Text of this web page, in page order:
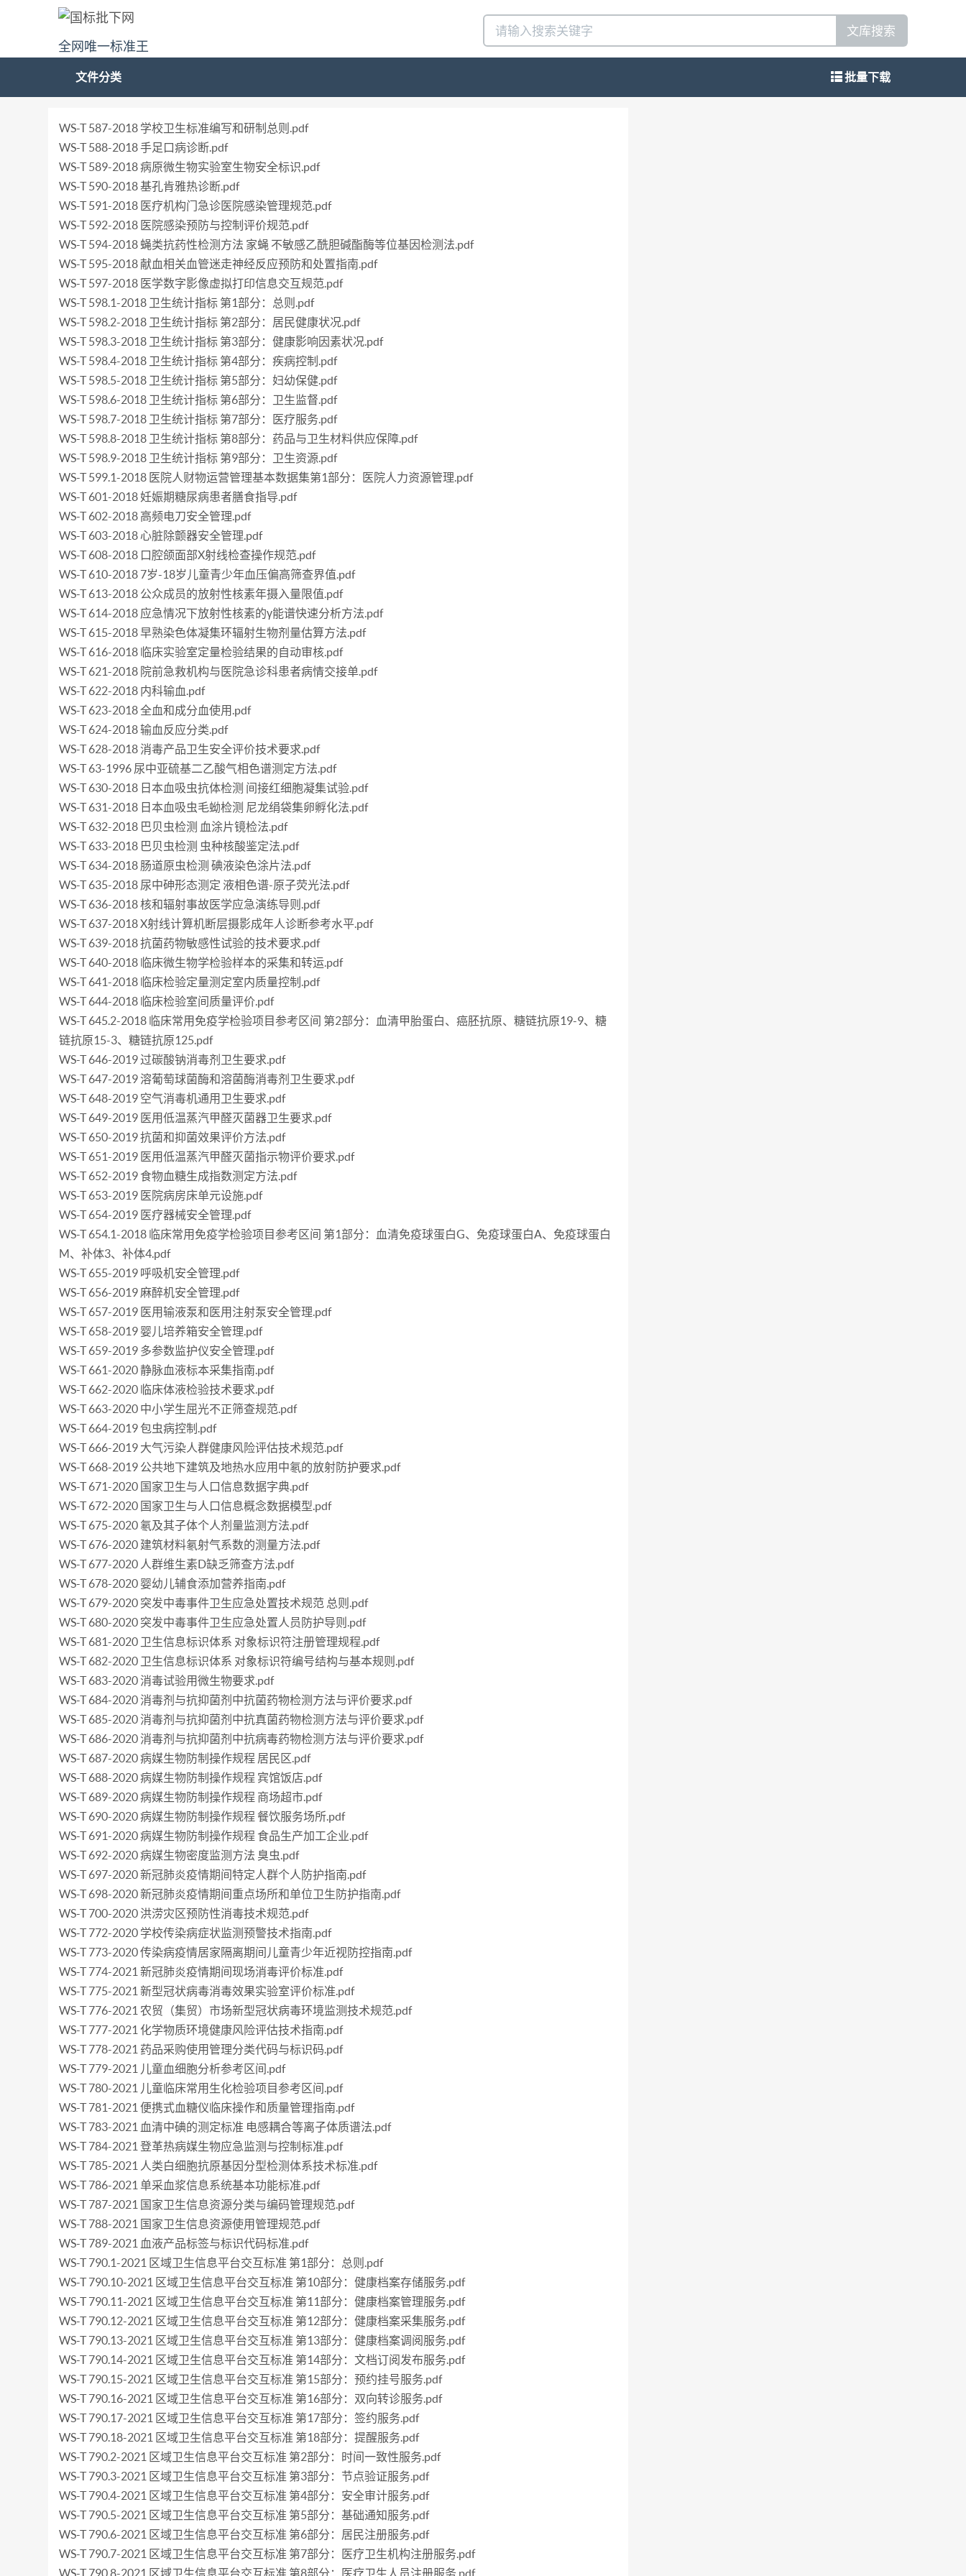
全网唯一标准王
文库搜索
文件分类 批量下载
WS-T 587-2018 学校卫生标准编写和研制总则.pdf
WS-T 588-2018 手足口病诊断.pdf
WS-T 589-2018 病原微生物实验室生物安全标识.pdf
WS-T 590-2018 基孔肯雅热诊断.pdf
WS-T 591-2018 医疗机构门急诊医院感染管理规范.pdf
WS-T 592-2018 医院感染预防与控制评价规范.pdf
WS-T 594-2018 蝇类抗药性检测方法 家蝇 不敏感乙酰胆碱酯酶等位基因检测法.pdf
WS-T 595-2018 献血相关血管迷走神经反应预防和处置指南.pdf
WS-T 597-2018 医学数字影像虚拟打印信息交互规范.pdf
WS-T 598.1-2018 卫生统计指标 第1部分：总则.pdf
WS-T 598.2-2018 卫生统计指标 第2部分：居民健康状况.pdf
WS-T 598.3-2018 卫生统计指标 第3部分：健康影响因素状况.pdf
WS-T 598.4-2018 卫生统计指标 第4部分：疾病控制.pdf
WS-T 598.5-2018 卫生统计指标 第5部分：妇幼保健.pdf
WS-T 598.6-2018 卫生统计指标 第6部分：卫生监督.pdf
WS-T 598.7-2018 卫生统计指标 第7部分：医疗服务.pdf
WS-T 598.8-2018 卫生统计指标 第8部分：药品与卫生材料供应保障.pdf
WS-T 598.9-2018 卫生统计指标 第9部分：卫生资源.pdf
WS-T 599.1-2018 医院人财物运营管理基本数据集第1部分：医院人力资源管理.pdf
WS-T 601-2018 妊娠期糖尿病患者膳食指导.pdf
WS-T 602-2018 高频电刀安全管理.pdf
WS-T 603-2018 心脏除颤器安全管理.pdf
WS-T 608-2018 口腔颌面部X射线检查操作规范.pdf
WS-T 610-2018 7岁-18岁儿童青少年血压偏高筛查界值.pdf
WS-T 613-2018 公众成员的放射性核素年摄入量限值.pdf
WS-T 614-2018 应急情况下放射性核素的γ能谱快速分析方法.pdf
WS-T 615-2018 早熟染色体凝集环辐射生物剂量估算方法.pdf
WS-T 616-2018 临床实验室定量检验结果的自动审核.pdf
WS-T 621-2018 院前急救机构与医院急诊科患者病情交接单.pdf
WS-T 622-2018 内科输血.pdf
WS-T 623-2018 全血和成分血使用.pdf
WS-T 624-2018 输血反应分类.pdf
WS-T 628-2018 消毒产品卫生安全评价技术要求.pdf
WS-T 63-1996 尿中亚硫基二乙酸气相色谱测定方法.pdf
WS-T 630-2018 日本血吸虫抗体检测 间接红细胞凝集试验.pdf
WS-T 631-2018 日本血吸虫毛蚴检测 尼龙绢袋集卵孵化法.pdf
WS-T 632-2018 巴贝虫检测 血涂片镜检法.pdf
WS-T 633-2018 巴贝虫检测 虫种核酸鉴定法.pdf
WS-T 634-2018 肠道原虫检测 碘液染色涂片法.pdf
WS-T 635-2018 尿中砷形态测定 液相色谱-原子荧光法.pdf
WS-T 636-2018 核和辐射事故医学应急演练导则.pdf
WS-T 637-2018 X射线计算机断层摄影成年人诊断参考水平.pdf
WS-T 639-2018 抗菌药物敏感性试验的技术要求.pdf
WS-T 640-2018 临床微生物学检验样本的采集和转运.pdf
WS-T 641-2018 临床检验定量测定室内质量控制.pdf
WS-T 644-2018 临床检验室间质量评价.pdf
WS-T 645.2-2018 临床常用免疫学检验项目参考区间 第2部分：血清甲胎蛋白、癌胚抗原、糖链抗原19-9、糖
链抗原15-3、糖链抗原125.pdf
WS-T 646-2019 过碳酸钠消毒剂卫生要求.pdf
WS-T 647-2019 溶葡萄球菌酶和溶菌酶消毒剂卫生要求.pdf
WS-T 648-2019 空气消毒机通用卫生要求.pdf
WS-T 649-2019 医用低温蒸汽甲醛灭菌器卫生要求.pdf
WS-T 650-2019 抗菌和抑菌效果评价方法.pdf
WS-T 651-2019 医用低温蒸汽甲醛灭菌指示物评价要求.pdf
WS-T 652-2019 食物血糖生成指数测定方法.pdf
WS-T 653-2019 医院病房床单元设施.pdf
WS-T 654-2019 医疗器械安全管理.pdf
WS-T 654.1-2018 临床常用免疫学检验项目参考区间 第1部分：血清免疫球蛋白G、免疫球蛋白A、免疫球蛋白
M、补体3、补体4.pdf
WS-T 655-2019 呼吸机安全管理.pdf
WS-T 656-2019 麻醉机安全管理.pdf
WS-T 657-2019 医用输液泵和医用注射泵安全管理.pdf
WS-T 658-2019 婴儿培养箱安全管理.pdf
WS-T 659-2019 多参数监护仪安全管理.pdf
WS-T 661-2020 静脉血液标本采集指南.pdf
WS-T 662-2020 临床体液检验技术要求.pdf
WS-T 663-2020 中小学生屈光不正筛查规范.pdf
WS-T 664-2019 包虫病控制.pdf
WS-T 666-2019 大气污染人群健康风险评估技术规范.pdf
WS-T 668-2019 公共地下建筑及地热水应用中氡的放射防护要求.pdf
WS-T 671-2020 国家卫生与人口信息数据字典.pdf
WS-T 672-2020 国家卫生与人口信息概念数据模型.pdf
WS-T 675-2020 氡及其子体个人剂量监测方法.pdf
WS-T 676-2020 建筑材料氡射气系数的测量方法.pdf
WS-T 677-2020 人群维生素D缺乏筛查方法.pdf
WS-T 678-2020 婴幼儿辅食添加营养指南.pdf
WS-T 679-2020 突发中毒事件卫生应急处置技术规范 总则.pdf
WS-T 680-2020 突发中毒事件卫生应急处置人员防护导则.pdf
WS-T 681-2020 卫生信息标识体系 对象标识符注册管理规程.pdf
WS-T 682-2020 卫生信息标识体系 对象标识符编号结构与基本规则.pdf
WS-T 683-2020 消毒试验用微生物要求.pdf
WS-T 684-2020 消毒剂与抗抑菌剂中抗菌药物检测方法与评价要求.pdf
WS-T 685-2020 消毒剂与抗抑菌剂中抗真菌药物检测方法与评价要求.pdf
WS-T 686-2020 消毒剂与抗抑菌剂中抗病毒药物检测方法与评价要求.pdf
WS-T 687-2020 病媒生物防制操作规程 居民区.pdf
WS-T 688-2020 病媒生物防制操作规程 宾馆饭店.pdf
WS-T 689-2020 病媒生物防制操作规程 商场超市.pdf
WS-T 690-2020 病媒生物防制操作规程 餐饮服务场所.pdf
WS-T 691-2020 病媒生物防制操作规程 食品生产加工企业.pdf
WS-T 692-2020 病媒生物密度监测方法 臭虫.pdf
WS-T 697-2020 新冠肺炎疫情期间特定人群个人防护指南.pdf
WS-T 698-2020 新冠肺炎疫情期间重点场所和单位卫生防护指南.pdf
WS-T 700-2020 洪涝灾区预防性消毒技术规范.pdf
WS-T 772-2020 学校传染病症状监测预警技术指南.pdf
WS-T 773-2020 传染病疫情居家隔离期间儿童青少年近视防控指南.pdf
WS-T 774-2021 新冠肺炎疫情期间现场消毒评价标准.pdf
WS-T 775-2021 新型冠状病毒消毒效果实验室评价标准.pdf
WS-T 776-2021 农贸（集贸）市场新型冠状病毒环境监测技术规范.pdf
WS-T 777-2021 化学物质环境健康风险评估技术指南.pdf
WS-T 778-2021 药品采购使用管理分类代码与标识码.pdf
WS-T 779-2021 儿童血细胞分析参考区间.pdf
WS-T 780-2021 儿童临床常用生化检验项目参考区间.pdf
WS-T 781-2021 便携式血糖仪临床操作和质量管理指南.pdf
WS-T 783-2021 血清中碘的测定标准 电感耦合等离子体质谱法.pdf
WS-T 784-2021 登革热病媒生物应急监测与控制标准.pdf
WS-T 785-2021 人类白细胞抗原基因分型检测体系技术标准.pdf
WS-T 786-2021 单采血浆信息系统基本功能标准.pdf
WS-T 787-2021 国家卫生信息资源分类与编码管理规范.pdf
WS-T 788-2021 国家卫生信息资源使用管理规范.pdf
WS-T 789-2021 血液产品标签与标识代码标准.pdf
WS-T 790.1-2021 区域卫生信息平台交互标准 第1部分：总则.pdf
WS-T 790.10-2021 区域卫生信息平台交互标准 第10部分：健康档案存储服务.pdf
WS-T 790.11-2021 区域卫生信息平台交互标准 第11部分：健康档案管理服务.pdf
WS-T 790.12-2021 区域卫生信息平台交互标准 第12部分：健康档案采集服务.pdf
WS-T 790.13-2021 区域卫生信息平台交互标准 第13部分：健康档案调阅服务.pdf
WS-T 790.14-2021 区域卫生信息平台交互标准 第14部分：文档订阅发布服务.pdf
WS-T 790.15-2021 区域卫生信息平台交互标准 第15部分：预约挂号服务.pdf
WS-T 790.16-2021 区域卫生信息平台交互标准 第16部分：双向转诊服务.pdf
WS-T 790.17-2021 区域卫生信息平台交互标准 第17部分：签约服务.pdf
WS-T 790.18-2021 区域卫生信息平台交互标准 第18部分：提醒服务.pdf
WS-T 790.2-2021 区域卫生信息平台交互标准 第2部分：时间一致性服务.pdf
WS-T 790.3-2021 区域卫生信息平台交互标准 第3部分：节点验证服务.pdf
WS-T 790.4-2021 区域卫生信息平台交互标准 第4部分：安全审计服务.pdf
WS-T 790.5-2021 区域卫生信息平台交互标准 第5部分：基础通知服务.pdf
WS-T 790.6-2021 区域卫生信息平台交互标准 第6部分：居民注册服务.pdf
WS-T 790.7-2021 区域卫生信息平台交互标准 第7部分：医疗卫生机构注册服务.pdf
WS-T 790.8-2021 区域卫生信息平台交互标准 第8部分：医疗卫生人员注册服务.pdf